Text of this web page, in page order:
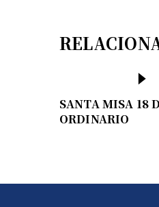
SANTA MISA 18
ORDINARIO